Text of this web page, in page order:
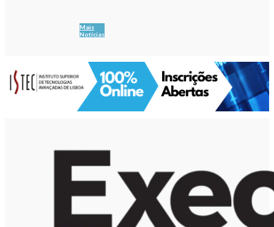
Mais
Notícias